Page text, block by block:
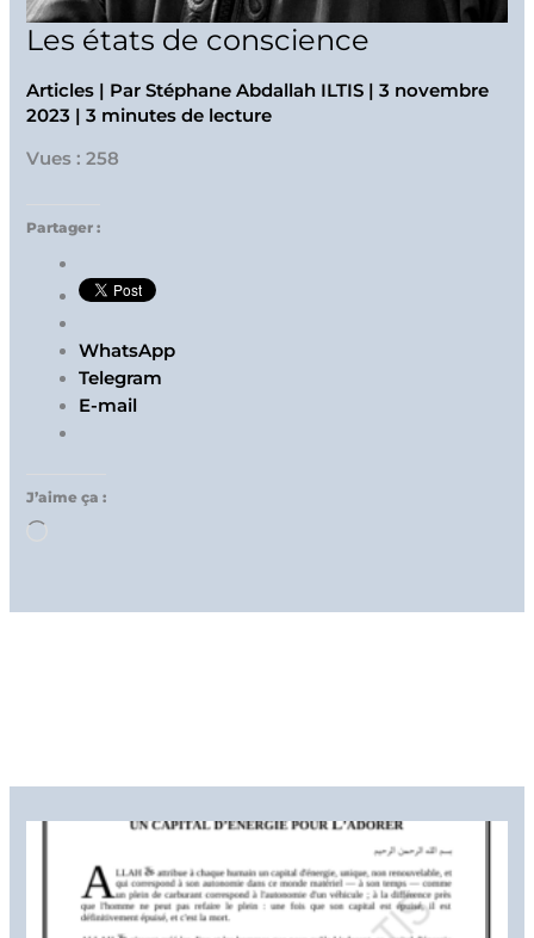
Les états de conscience
Articles | ParStéphane Abdallah ILTIS |3 novembre
2023 |3 minutes de lecture
Vues : 258
Partager :
WhatsApp
Telegram
E-mail
J’aime ça :